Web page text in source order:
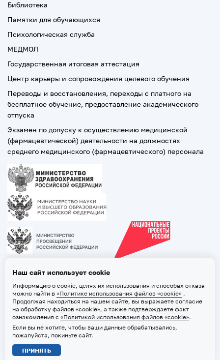
Библиотека
Памятки для обучающихся
Психологическая служба
МЕДМОЛ
Государственная итоговая аттестация
Центр карьеры и сопровождения целевого обучения
Переводы и восстановления, переходы с платного на
бесплатное обучение, предоставление академического
отпуска
Экзамен по допуску к осуществлению медицинской
(фармацевтической) деятельности на должностях
среднего медицинского (фармацевтического) персонала
2026 © ТВГМУ. Все права защищены
Политика обработки персональных данных
Политика использования файлов «cookie»
Наш сайт использует cookie
Информацию о cookie, целях их использования и способах отказа
можно найти в «Политике использования файлов «cookie» .
Продолжая находиться на нашем сайте, вы выражаете согласие
на обработку файлов «cookie», а также подтверждаете факт
ознакомления с «Политикой использования файлов «cookie».
Если вы не хотите, чтобы ваши данные обрабатывались,
пожалуйста, покиньте сайт.
ПРИНЯТЬ